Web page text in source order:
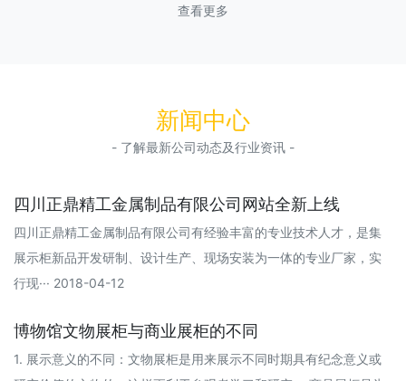
查看更多
新闻中心
- 了解最新公司动态及行业资讯 -
四川正鼎精工金属制品有限公司网站全新上线
四川正鼎精工金属制品有限公司有经验丰富的专业技术人才，是集
展示柜新品开发研制、设计生产、现场安装为一体的专业厂家，实
行现··· 2018-04-12
博物馆文物展柜与商业展柜的不同
1. 展示意义的不同：文物展柜是用来展示不同时期具有纪念意义或